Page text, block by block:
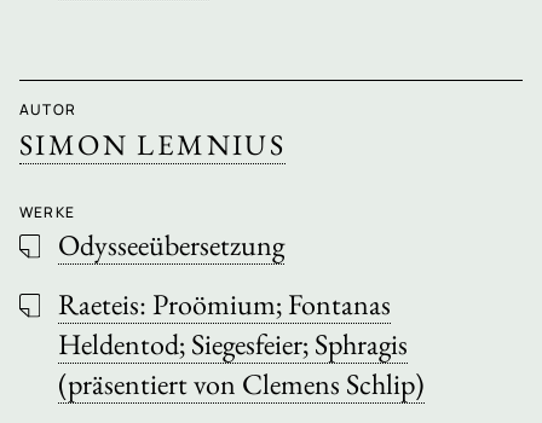
AUTOR
SIMON LEMNIUS
WERKE
Odysseeübersetzung
Raeteis: Proömium; Fontanas
Heldentod; Siegesfeier; Sphragis
(präsentiert von Clemens Schlip)